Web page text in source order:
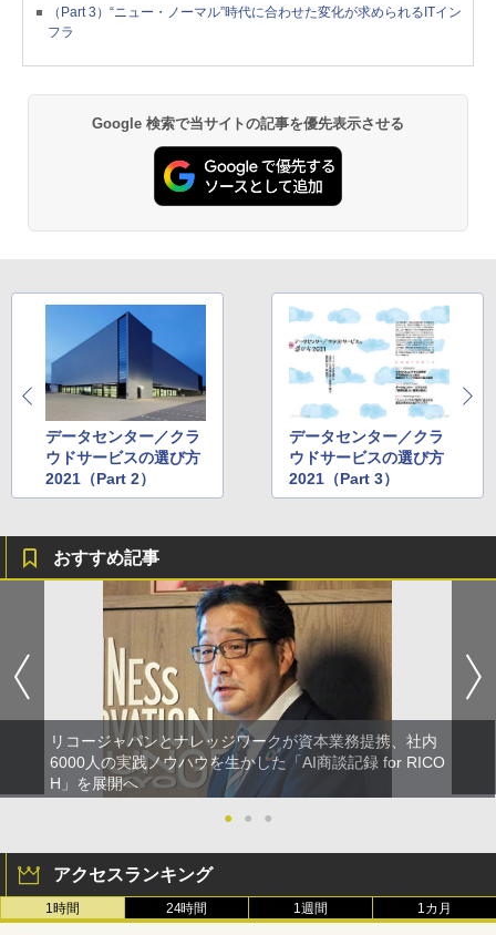
（Part 3）“ニュー・ノーマル”時代に合わせた変化が求められるITイン
フラ
Google 検索で当サイトの記事を優先表示させる
データセンター／クラ
ウドサービスの選び方
2021（Part 2）
データセンター／クラ
ウドサービスの選び方
2021（Part 3）
おすすめ記事
リコージャパンとナレッジワークが資本業務提携、社内
6000人の実践ノウハウを生かした「AI商談記録 for RICO
H」を展開へ
●
● ●
アクセスランキング
1時間 24時間 1週間 1カ月